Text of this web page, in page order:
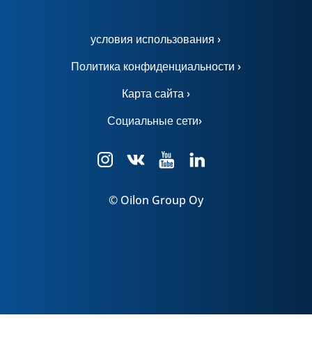
условия использования ›
Политика конфиденциальности ›
Карта сайта ›
Социальные сети›
© Oilon Group Oy